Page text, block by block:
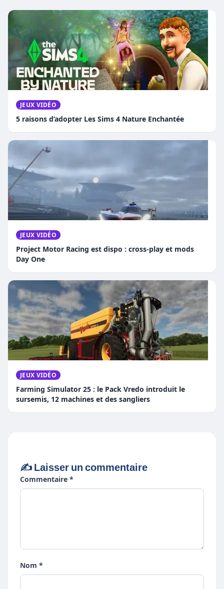
JEUX VIDÉO
5 raisons d’adopter Les Sims 4 Nature Enchantée
JEUX VIDÉO
Project Motor Racing est dispo : cross-play et mods
Day One
JEUX VIDÉO
Farming Simulator 25 : le Pack Vredo introduit le
sursemis, 12 machines et des sangliers
✍️ Laisser un commentaire
Commentaire *
Nom *